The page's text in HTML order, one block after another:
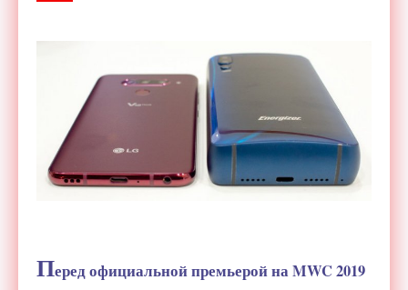
Перед официальной премьерой на MWC 2019